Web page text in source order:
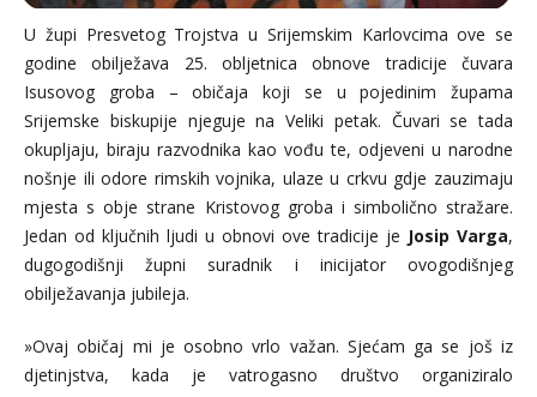
U župi Presvetog Trojstva u Srijemskim Karlovcima ove se
godine obilježava 25. obljetnica obnove tradicije čuvara
Isusovog groba – običaja koji se u pojedinim župama
Srijemske biskupije njeguje na Veliki petak. Čuvari se tada
okupljaju, biraju razvodnika kao vođu te, odjeveni u narodne
nošnje ili odore rimskih vojnika, ulaze u crkvu gdje zauzimaju
mjesta s obje strane Kristovog groba i simbolično stražare.
Jedan od ključnih ljudi u obnovi ove tradicije je Josip Varga,
dugogodišnji župni suradnik i inicijator ovogodišnjeg
obilježavanja jubileja.
»Ovaj običaj mi je osobno vrlo važan. Sjećam ga se još iz
djetinjstva, kada je vatrogasno društvo organiziralo